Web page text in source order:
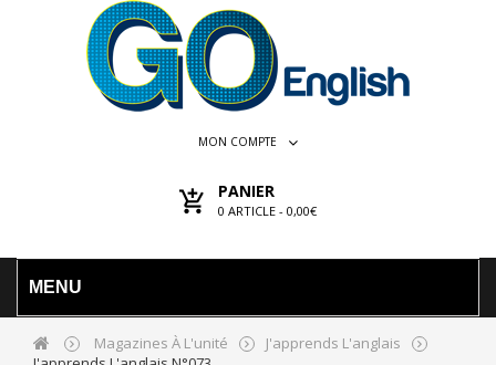
MON COMPTE
PANIER
0 ARTICLE - 0,00€
MENU
Magazines À L'unité
J'apprends L'anglais